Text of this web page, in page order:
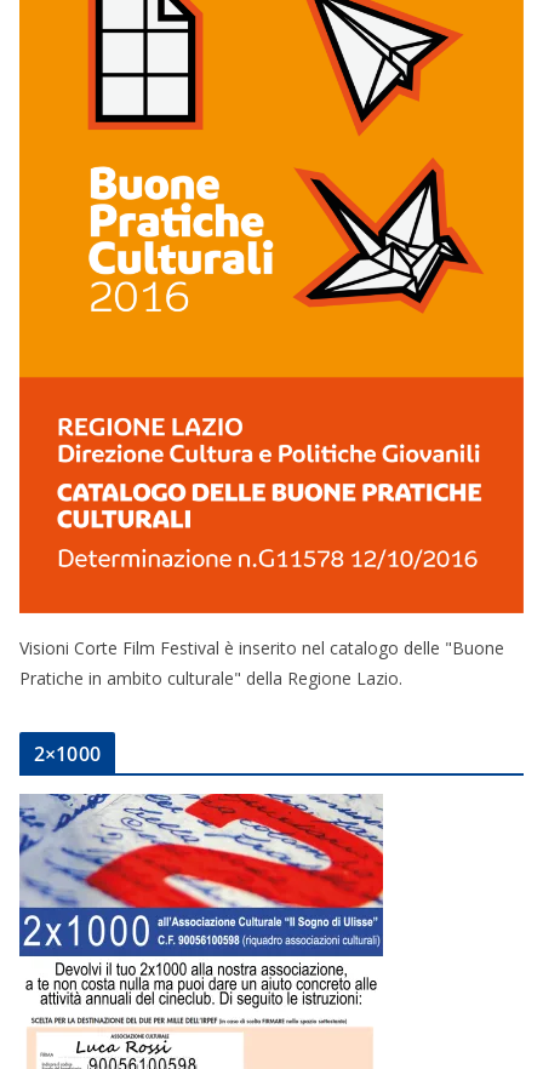
Visioni Corte Film Festival è inserito nel catalogo delle "Buone
Pratiche in ambito culturale" della Regione Lazio.
2×1000